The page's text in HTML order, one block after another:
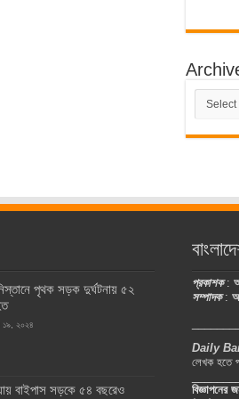
Archives
পৃথক সড়ক দুর্ঘটনায় ৫২
১৯, ২০২৪
বাইপাস সড়কে ৫৪ বছরেও
প্রকাশক:
সম্পাদক:
Daily
লেখক হতে